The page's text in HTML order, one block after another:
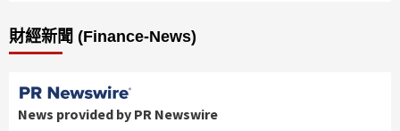
財經新聞 (Finance-News)
News provided by PR Newswire